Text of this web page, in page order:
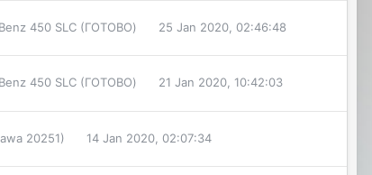
450 SLC (ГОТОВО) 25 Jan 2020, 02:46:48
450 SLC (ГОТОВО) 21 Jan 2020, 10:42:03
20251) 14 Jan 2020, 02:07:34